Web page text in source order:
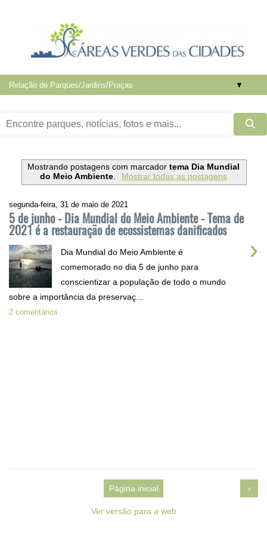
▼
Mostrando postagens com marcador tema Dia Mundial
do Meio Ambiente. Mostrar todas as postagens
segunda-feira, 31 de maio de 2021
5 de junho - Dia Mundial do Meio Ambiente - Tema de
2021 é a restauração de ecossistemas danificados
›
Dia Mundial do Meio Ambiente é
comemorado no dia 5 de junho para
conscientizar a população de todo o mundo
sobre a importância da preservaç...
2 comentários
›
Página inicial
Ver versão para a web